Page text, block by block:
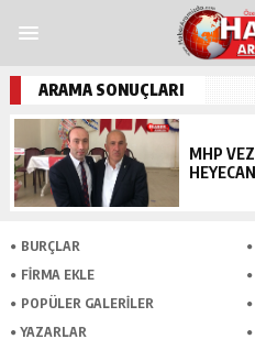
grandpashabetfunbahis
ARAMA SONUÇLARI
MHP
BURÇLAR
FİRMA EKLE
POPÜLER GALERİLER
YAZARLAR